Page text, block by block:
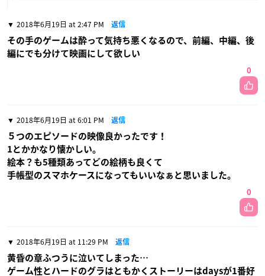
2018年6月19日 at 2:47 PM 返信
その手のゲームは酔って気持ち悪くなるので、前編、中編、後
編にでも分けて映画にして欲しい
0
2018年6月19日 at 6:01 PM 返信
５つのエピソードの映像良かったです！
1とかかなり懐かしい。
絵本？も5種類あってどの絵柄も良くて
手帳型のスマホケースになってもいいなぁと思いました。
0
2018年6月19日 at 11:29 PM 返信
黄昏の章ふつうに泣いてしまった…
ゲーム性とハードのグラはともかくストーリーはdaysが1番好